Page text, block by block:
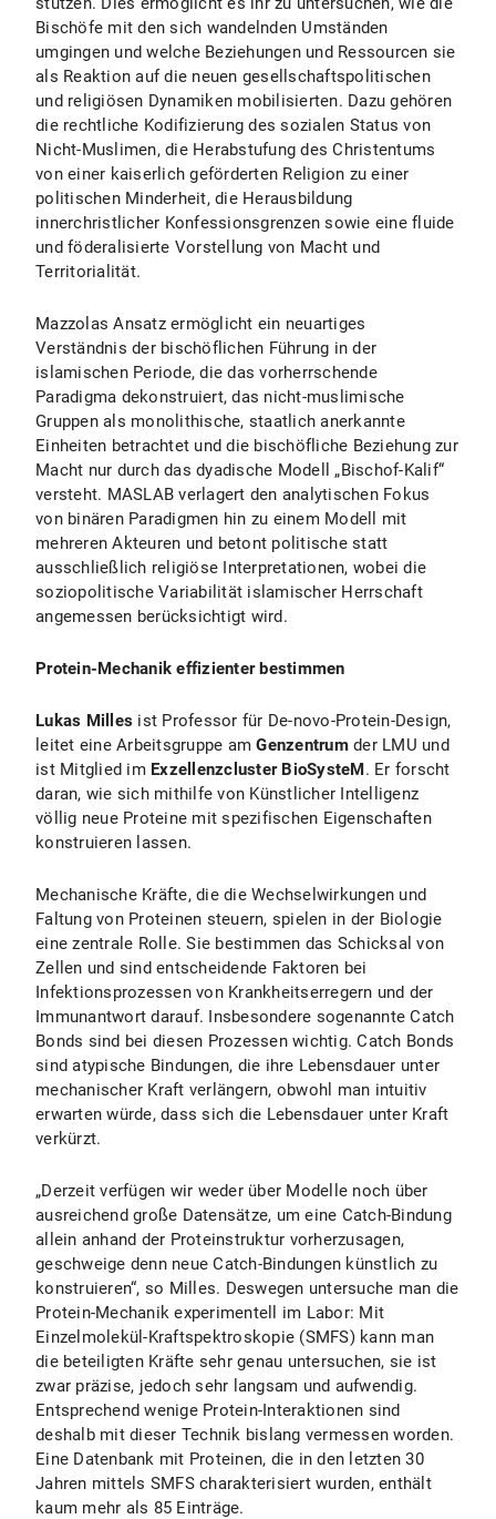
Bischöfe mit den sich wandelnden Umständen
umgingen und welche Beziehungen und Ressourcen sie
als Reaktion auf die neuen gesellschaftspolitischen
und religiösen Dynamiken mobilisierten. Dazu gehören
die rechtliche Kodifizierung des sozialen Status von
Nicht-Muslimen, die Herabstufung des Christentums
von einer kaiserlich geförderten Religion zu einer
politischen Minderheit, die Herausbildung
innerchristlicher Konfessionsgrenzen sowie eine fluide
und föderalisierte Vorstellung von Macht und
Territorialität.
Mazzolas Ansatz ermöglicht ein neuartiges
Verständnis der bischöflichen Führung in der
islamischen Periode, die das vorherrschende
Paradigma dekonstruiert, das nicht-muslimische
Gruppen als monolithische, staatlich anerkannte
Einheiten betrachtet und die bischöfliche Beziehung zur
Macht nur durch das dyadische Modell „Bischof-Kalif“
versteht. MASLAB verlagert den analytischen Fokus
von binären Paradigmen hin zu einem Modell mit
mehreren Akteuren und betont politische statt
ausschließlich religiöse Interpretationen, wobei die
soziopolitische Variabilität islamischer Herrschaft
angemessen berücksichtigt wird.
Protein-Mechanik effizienter bestimmen
Lukas Milles ist Professor für De-novo-Protein-Design,
leitet eine Arbeitsgruppe amGenzentrum der LMU und
ist Mitglied im Exzellenzcluster BioSysteM. Er forscht
daran, wie sich mithilfe von Künstlicher Intelligenz
völlig neue Proteine mit spezifischen Eigenschaften
konstruieren lassen.
Mechanische Kräfte, die die Wechselwirkungen und
Faltung von Proteinen steuern, spielen in der Biologie
eine zentrale Rolle. Sie bestimmen das Schicksal von
Zellen und sind entscheidende Faktoren bei
Infektionsprozessen von Krankheitserregern und der
Immunantwort darauf. Insbesondere sogenannte Catch
Bonds sind bei diesen Prozessen wichtig. Catch Bonds
sind atypische Bindungen, die ihre Lebensdauer unter
mechanischer Kraft verlängern, obwohl man intuitiv
erwarten würde, dass sich die Lebensdauer unter Kraft
verkürzt.
„Derzeit verfügen wir weder über Modelle noch über
ausreichend große Datensätze, um eine Catch-Bindung
allein anhand der Proteinstruktur vorherzusagen,
geschweige denn neue Catch-Bindungen künstlich zu
konstruieren“, so Milles. Deswegen untersuche man die
Protein-Mechanik experimentell im Labor: Mit
Einzelmolekül-Kraftspektroskopie (SMFS) kann man
die beteiligten Kräfte sehr genau untersuchen, sie ist
zwar präzise, jedoch sehr langsam und aufwendig.
Entsprechend wenige Protein-Interaktionen sind
deshalb mit dieser Technik bislang vermessen worden.
Eine Datenbank mit Proteinen, die in den letzten 30
Jahren mittels SMFS charakterisiert wurden, enthält
kaum mehr als 85 Einträge.